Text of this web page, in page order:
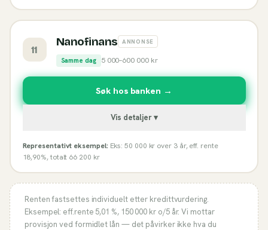
11
Nanofinans ANNONSE
Samme dag 5 000–600 000kr
Søk hos banken →
Vis detaljer ▾
Representativt eksempel: Eks: 50 000 kr over 3 år, eff. rente
18,90%, totalt 66 200 kr
Renten fastsettes individuelt etter kredittvurdering.
Eksempel: eff.rente 5,01 %, 150 000 kr o/5år. Vi mottar
provisjon ved formidlet lån — det påvirker ikke hva du